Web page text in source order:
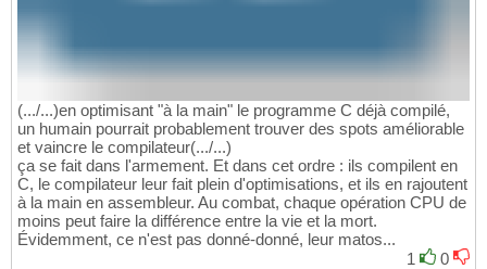
(.../...)en optimisant "à la main" le programme C déjà compilé,
un humain pourrait probablement trouver des spots améliorable
et vaincre le compilateur(.../...)
ça se fait dans l'armement. Et dans cet ordre : ils compilent en
C, le compilateur leur fait plein d'optimisations, et ils en rajoutent
à la main en assembleur. Au combat, chaque opération CPU de
moins peut faire la différence entre la vie et la mort.
Évidemment, ce n'est pas donné-donné, leur matos...
1
0